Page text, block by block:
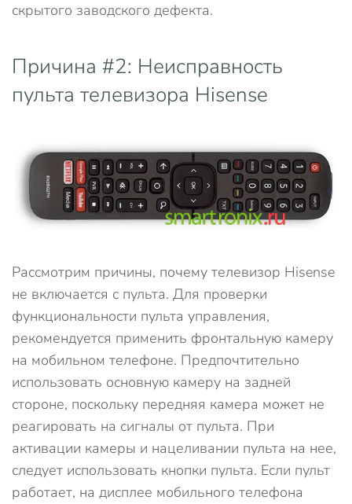
скрытого заводского дефекта.
Причина #2: Неисправность
пульта телевизора Hisense
Рассмотрим причины, почему телевизор Hisense
не включается с пульта. Для проверки
функциональности пульта управления,
рекомендуется применить фронтальную камеру
на мобильном телефоне. Предпочтительно
использовать основную камеру на задней
стороне, поскольку передняя камера может не
реагировать на сигналы от пульта. При
активации камеры и нацеливании пульта на нее,
следует использовать кнопки пульта. Если пульт
работает, на дисплее мобильного телефона